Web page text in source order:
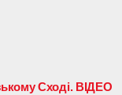
Сході. ВІДЕО